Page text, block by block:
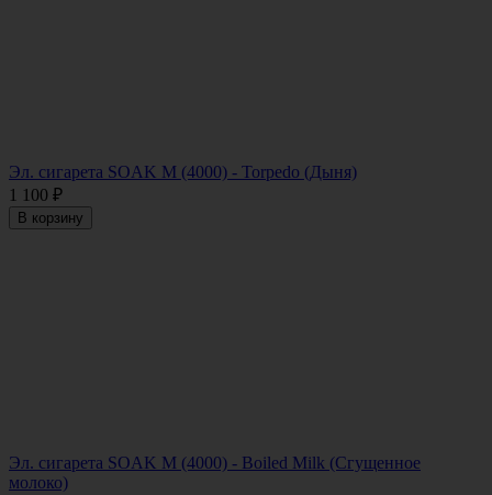
Эл. сигарета SOAK M (4000) - Torpedo (Дыня)
1 100 ₽
В корзину
Эл. сигарета SOAK M (4000) - Boiled Milk (Сгущенное
молоко)